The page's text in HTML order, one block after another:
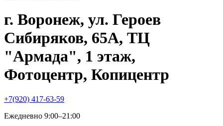
г. Воронеж, ул. Героев
Сибиряков, 65А, ТЦ
"Армада", 1 этаж,
Фотоцентр, Копицентр
+7(920) 417-63-59
Ежедневно 9:00–21:00